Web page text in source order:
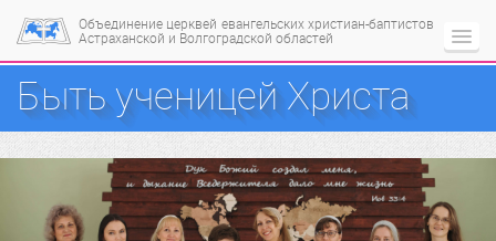
Объединение церквей евангельских христиан-баптистов
Астраханской и Волгоградской областей
Быть ученицей Христа